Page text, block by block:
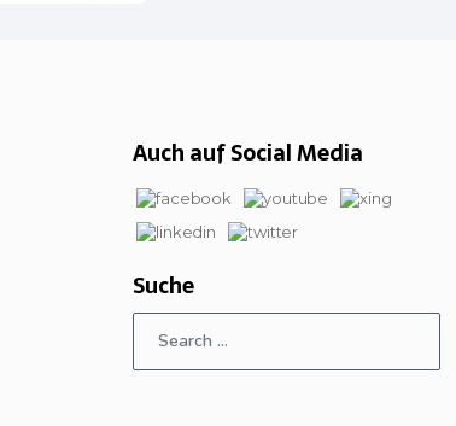
Auch auf Social Media
Suche